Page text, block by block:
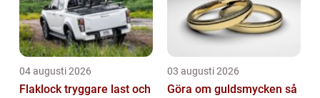
04 augusti 2026
Flaklock tryggare last och
03 augusti 2026
Göra om guldsmycken så